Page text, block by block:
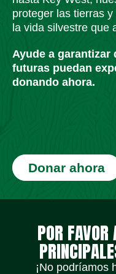
proteger las tierras
la vida silvestre que
Ayude a garantizar
futuras puedan
donando ahora.
Donar ahora
POR
¡No podríamos
Iconos de redes sociales
Iconos de